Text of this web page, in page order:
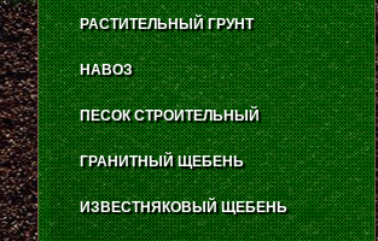
РАСТИТЕЛЬНЫЙ ГРУНТ
НАВОЗ
ПЕСОК СТРОИТЕЛЬНЫЙ
ГРАНИТНЫЙ ЩЕБЕНЬ
ИЗВЕСТНЯКОВЫЙ ЩЕБЕНЬ